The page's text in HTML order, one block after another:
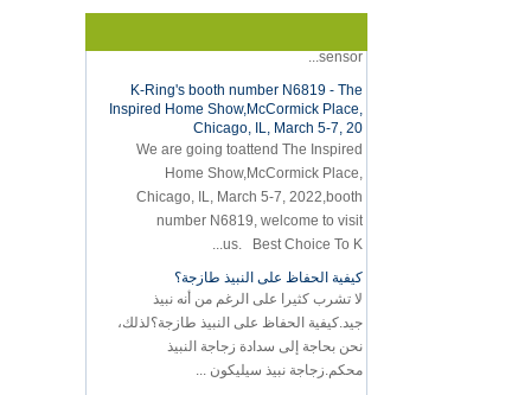
version with theautomatically vacuum
Inspired Home Show,McCormick Place,
Chicago, IL, March 5-7, 20
We are going toattend The Inspired
Home Show,McCormick Place,
Chicago, IL, March 5-7, 2022,booth
number N6819, welcome to visit
us. Best Choice To K...
لا تشرب كثيرا على الرغم من أنه نبيذ
جيد.كيفية الحفاظ على النبيذ طازجة؟لذلك،
نحن بحاجة إلى سدادة زجاجة النبيذ
محكم.زجاجة نبيذ سيليكون ...
2018 HK mega show invitation